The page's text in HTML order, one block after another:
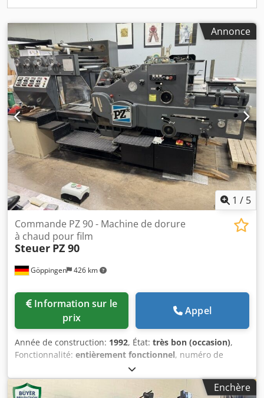
Annonce
1 / 5
Göppingen 426 km
Commande PZ 90 - Machine de dorure
à chaud pour film
Steuer PZ 90
prix
Appel
Année de construction: 1992, État: très bon (occasion),
Fonctionnalité: entièrement fonctionnel, numéro de
, Nous proposons cette machine
à estampiller par film Steuer PZ 90, en très bon état, année
1992. Fabricant : Steuer Modèle : PZ 90 Année : 1992Enchère